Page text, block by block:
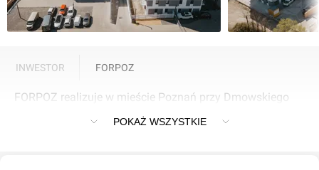
INWESTOR FORPOZ
FORPOZ realizuje w mieście Poznań przy Dmowskiego
107 inwestycję Dmowskiego 107.
POKAŻ WSZYSTKIE